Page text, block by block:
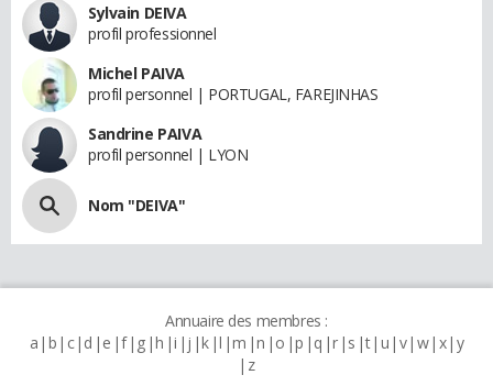
Sylvain DEIVA
profil professionnel
Michel PAIVA
profil personnel | PORTUGAL, FAREJINHAS
Sandrine PAIVA
profil personnel | LYON
Nom "DEIVA"
Annuaire des membres :
a b c d e f g h i j k l m n o p q r s t u v w x y
z